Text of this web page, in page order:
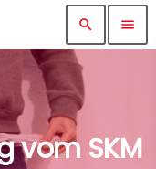
search menu
vom SKM